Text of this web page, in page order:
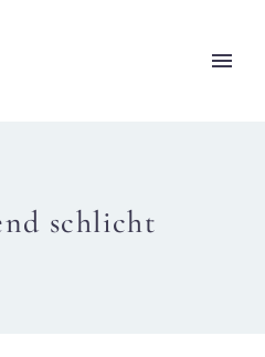
schlicht